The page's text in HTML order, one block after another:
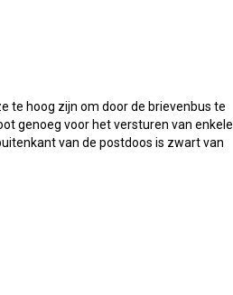
te hoog zijn om door de brievenbus te
genoeg voor het versturen van enkele
van de postdoos is zwart van